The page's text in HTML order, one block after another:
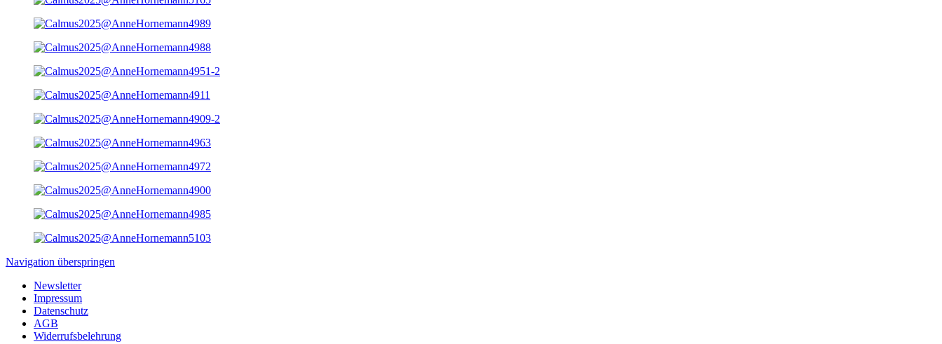
Navigation überspringen
Newsletter
Impressum
Datenschutz
AGB
Widerrufsbelehrung